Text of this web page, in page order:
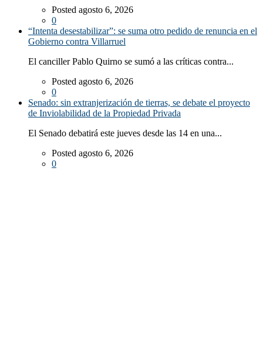
Posted agosto 6, 2026
0
“Intenta desestabilizar”: se suma otro pedido de renuncia en el
Gobierno contra Villarruel
El canciller Pablo Quirno se sumó a las críticas contra...
Posted agosto 6, 2026
0
Senado: sin extranjerización de tierras, se debate el proyecto
de Inviolabilidad de la Propiedad Privada
El Senado debatirá este jueves desde las 14 en una...
Posted agosto 6, 2026
0